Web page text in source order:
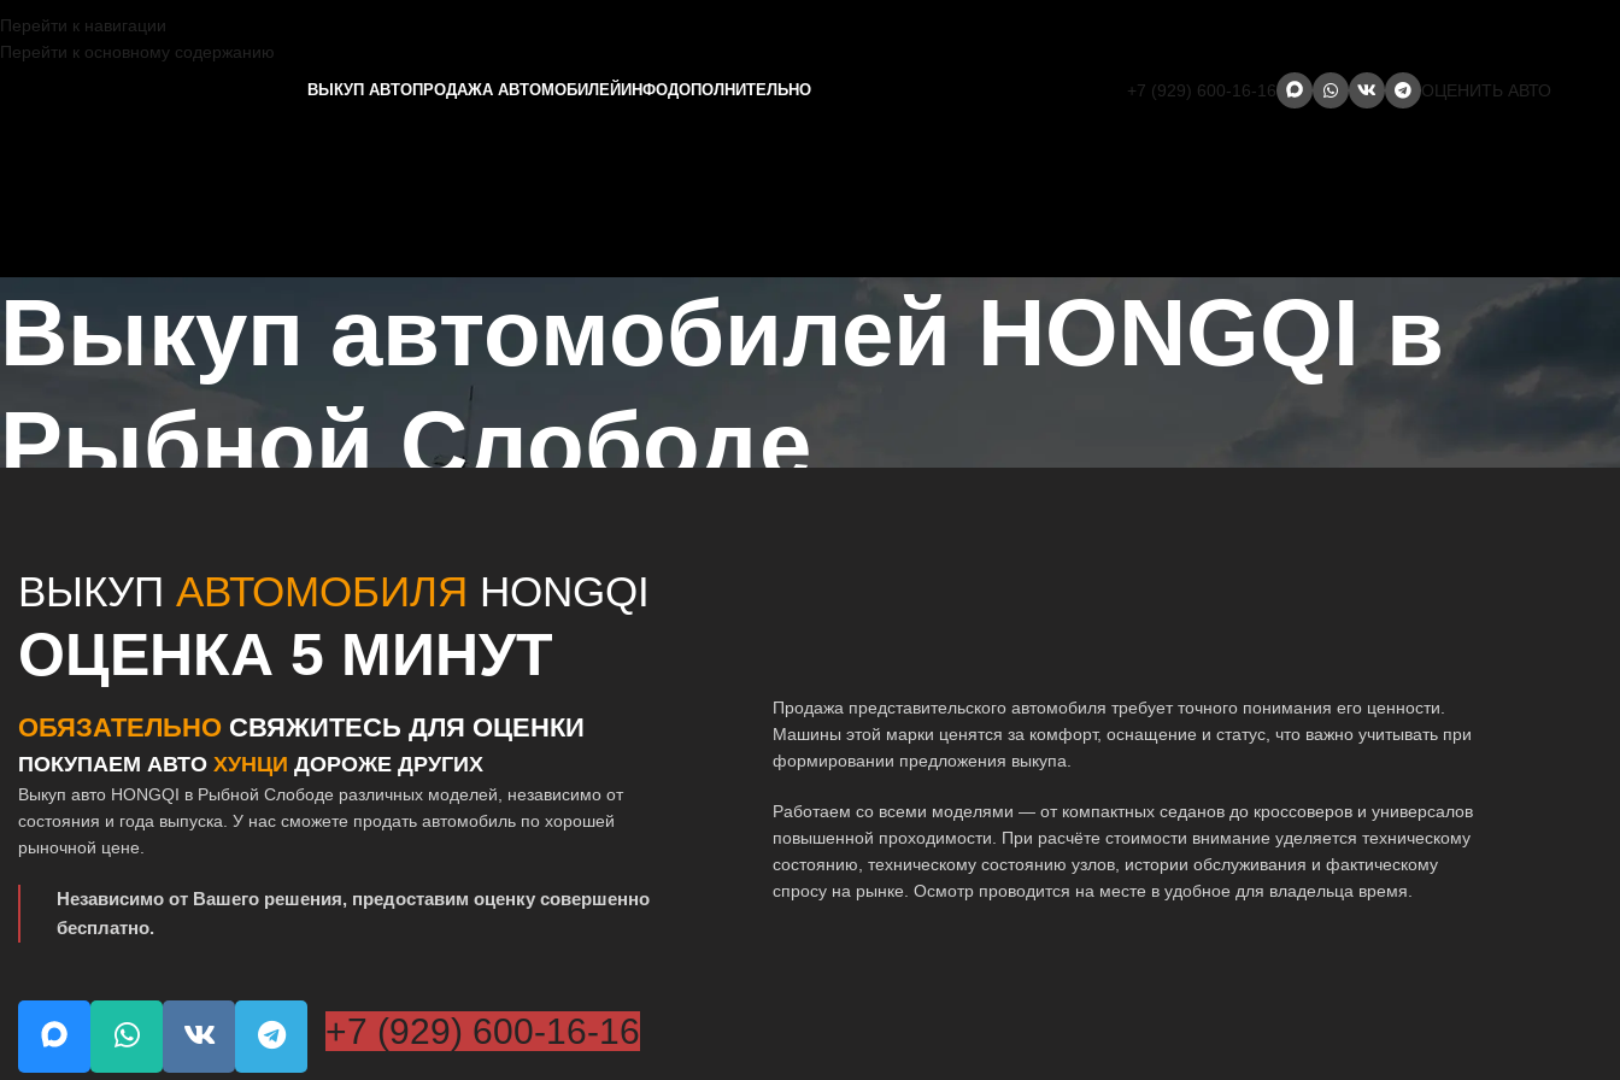
Перейти к навигации
Перейти к основному содержанию
ВЫКУП АВТОПРОДАЖА АВТОМОБИЛЕЙ ИНФОДОПОЛНИТЕЛЬНО +7 (929) 600-16-16 ОЦЕНИТЬ АВТО
Выкуп автомобилей HONGQI в
Рыбной Слободе
ВЫКУП АВТОМОБИЛЯ HONGQI
ОЦЕНКА 5 МИНУТ
ОБЯЗАТЕЛЬНО СВЯЖИТЕСЬ ДЛЯ ОЦЕНКИ
ПОКУПАЕМ АВТО ХУНЦИ ДОРОЖЕ ДРУГИХ
Выкуп авто HONGQI в Рыбной Слободе различных моделей, независимо от
состояния и года выпуска. У нас сможете продать автомобиль по хорошей
рыночной цене.
Независимо от Вашего решения, предоставим оценку совершенно
бесплатно.
+7 (929) 600-16-16
Продажа представительского автомобиля требует точного понимания его ценности.
Машины этой марки ценятся за комфорт, оснащение и статус, что важно учитывать при
формировании предложения выкупа.
Работаем со всеми моделями — от компактных седанов до кроссоверов и универсалов
повышенной проходимости. При расчёте стоимости внимание уделяется техническому
состоянию, техническому состоянию узлов, истории обслуживания и фактическому
спросу на рынке. Осмотр проводится на месте в удобное для владельца время.